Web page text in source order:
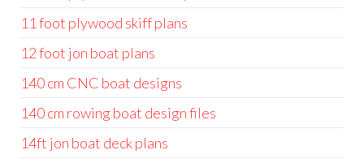
11 foot plywood skiff plans
12 foot jon boat plans
140 cm CNC boat designs
140 cm rowing boat design files
14ft jon boat deck plans